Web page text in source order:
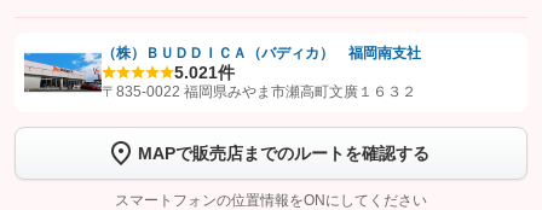
【STEP1】認証画面でグーネットを友だち追加してから「許可する」ボタンを押
トーク画面で
ボタンをタップして問い合わせを
完了してください。
（株）ＢＵＤＤＩＣＡ（バディカ） 福岡南支社
5.021件
〒835-0022 福岡県みやま市瀬高町文廣１６３２
MAPで販売店までのルートを確認する
スマートフォンの位置情報をONにしてください